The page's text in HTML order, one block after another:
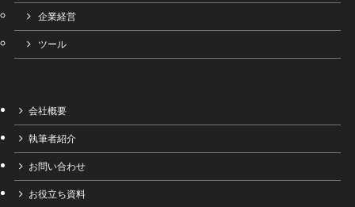
企業経営
ツール
会社概要
執筆者紹介
お問い合わせ
お役立ち資料